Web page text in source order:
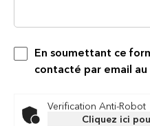
En soumettant ce
contacté par email
Verification Anti-Robot
Cliquez ici